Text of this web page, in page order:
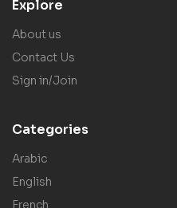
Explore
About us
Contact Us
Sign in/Join
Categories
Arabic
English
French